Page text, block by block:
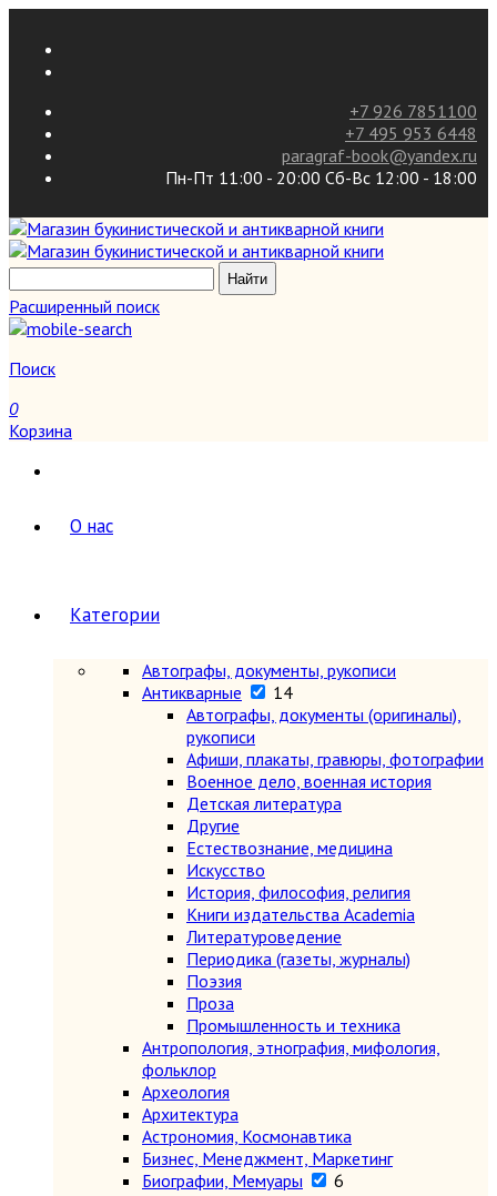
+7 926 7851100
+7 495 953 6448
paragraf-book@yandex.ru
Пн-Пт 11:00 - 20:00 Сб-Вс 12:00 - 18:00
Расширенный поиск
Поиск
0
Корзина
О нас
Категории
Автографы, документы, рукописи
Антикварные
14
Автографы, документы (оригиналы),
рукописи
Афиши, плакаты, гравюры, фотографии
Военное дело, военная история
Детская литература
Другие
Естествознание, медицина
Искусство
История, философия, религия
Книги издательства Academia
Литературоведение
Периодика (газеты, журналы)
Поэзия
Проза
Промышленность и техника
Антропология, этнография, мифология,
фольклор
Археология
Архитектура
Астрономия, Космонавтика
Бизнес, Менеджмент, Маркетинг
Биографии, Мемуары
6